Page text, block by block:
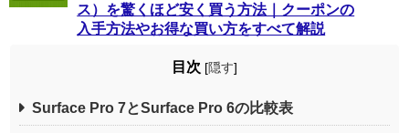
ス）を驚くほど安く買う方法｜クーポンの
入手方法やお得な買い方をすべて解説
目次 [隠す]
Surface Pro 7とSurface Pro 6の比較表